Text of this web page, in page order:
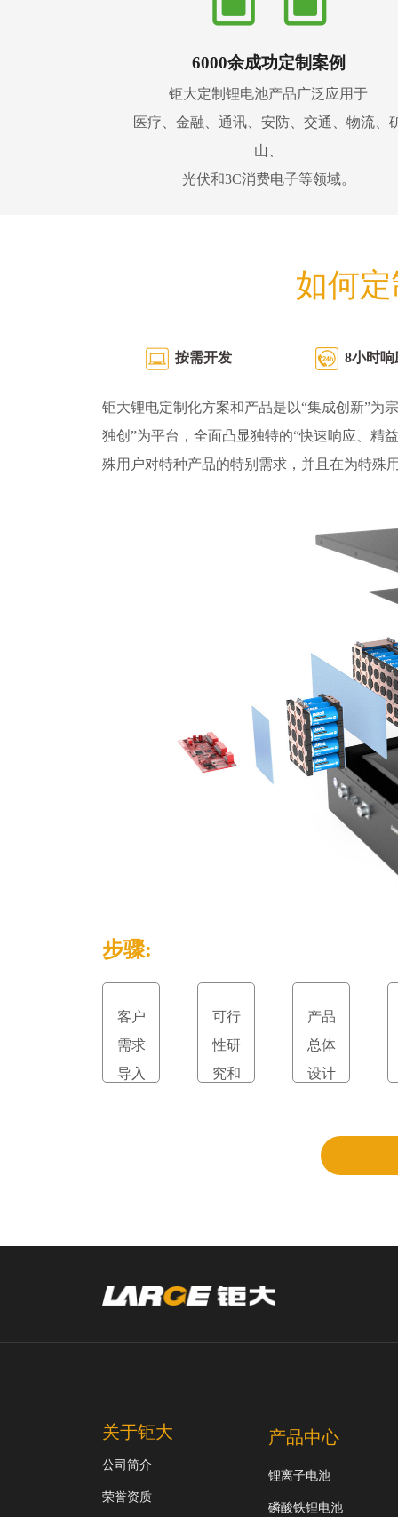
6000余成功定制案例
钜大定制锂电池产品广泛应用于
医疗、金融、通讯、安防、交通、物流、
山、
光伏和3C消费电子等领域。
如何
按需开发 8小时响
钜大锂电定制化方案和产品是以“集成创新”为
独创”为平台，全面凸显独特的“快速响应、精
殊用户对特种产品的特别需求，并且在为特殊
步骤:
客户
需求
导入
可行
性研
究和
产品
总体
设计
关于钜大
公司简介
荣誉资质
产品中心
锂离子电池
磷酸铁锂电池